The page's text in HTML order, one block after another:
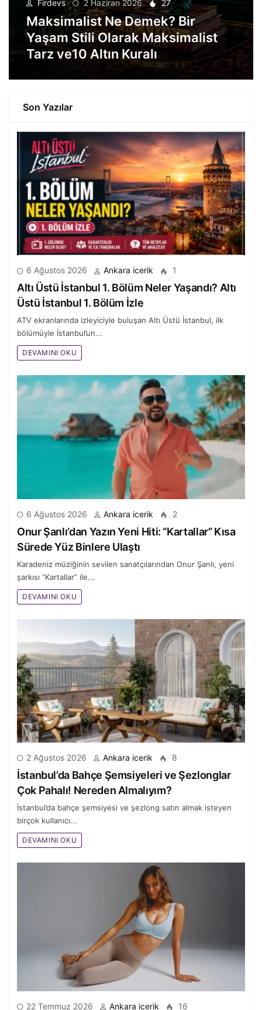
Firdevs 2 Haziran 2026 27
Maksimalist Ne Demek? Bir
Yaşam Stili Olarak Maksimalist
Tarz ve10 Altın Kuralı
KIM KIMDIR
2026 Milli Eğitim Bakanı Kim?
MAGAZIN HABERLERI
“Liquid Xanax” Reklamlarına İnanmayın!
Çağlar Ertuğrul Filmleri ve TV Dizileri (Çağlar
Ertuğrul Oynadığı Diziler)
2026 Trendlerine Göre Leopar Desen Nasıl
Kombinlenir?
Son Yazılar
6 Ağustos 2026 Ankara icerik 1
Altı Üstü İstanbul 1. Bölüm Neler Yaşandı? Altı
Üstü İstanbul 1. Bölüm İzle
ATV ekranlarında izleyiciyle buluşan Altı Üstü İstanbul, ilk
bölümüyle İstanbul’un...
DEVAMINI OKU
6 Ağustos 2026 Ankara icerik 2
Onur Şanlı’dan Yazın Yeni Hiti: “Kartallar” Kısa
Sürede Yüz Binlere Ulaştı
Karadeniz müziğinin sevilen sanatçılarından Onur Şanlı, yeni
şarkısı “Kartallar” ile...
DEVAMINI OKU
2 Ağustos 2026 Ankara icerik 8
İstanbul’da Bahçe Şemsiyeleri ve Şezlonglar
Çok Pahalı! Nereden Almalıyım?
İstanbul’da bahçe şemsiyesi ve şezlong satın almak isteyen
birçok kullanıcı...
DEVAMINI OKU
22 Temmuz 2026 Ankara icerik 16